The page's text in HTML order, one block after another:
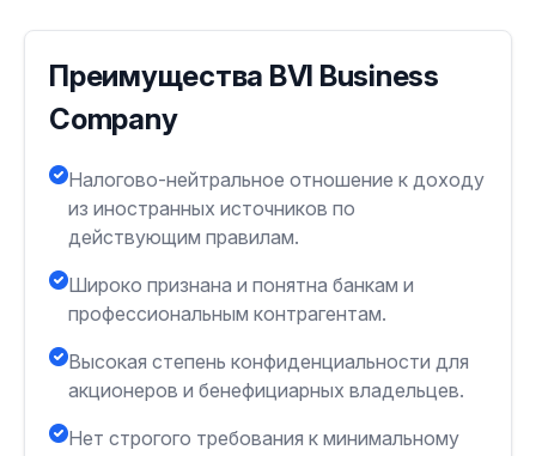
Преимущества BVI Business
Company
Налогово-нейтральное отношение к доходу
из иностранных источников по
действующим правилам.
Широко признана и понятна банкам и
профессиональным контрагентам.
Высокая степень конфиденциальности для
акционеров и бенефициарных владельцев.
Нет строгого требования к минимальному